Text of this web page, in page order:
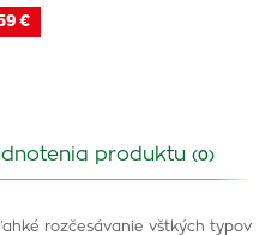
€
produktu (0)
rozčesávanie vštkých typov